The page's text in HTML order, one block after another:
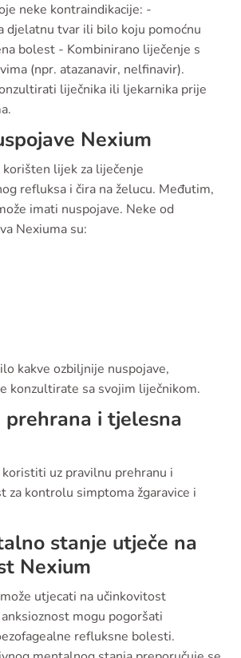
neke kontraindikacije: -
djelatnu tvar ili bilo koju pomoćnu
bolest - Kombinirano liječenje s
(npr. atazanavir, nelfinavir).
liječnika ili ljekarnika prije
Nexium
lijek za liječenje
refluksa i čira na želucu. Međutim,
imati nuspojave. Neke od
Nexiuma su:
kakve ozbiljnije nuspojave,
konzultirate sa svojim liječnikom.
i tjelesna
uz pravilnu prehranu i
za kontrolu simptoma žgaravice i
stanje utječe na
Nexium
utjecati na učinkovitost
mogu pogoršati
refluksne bolesti.